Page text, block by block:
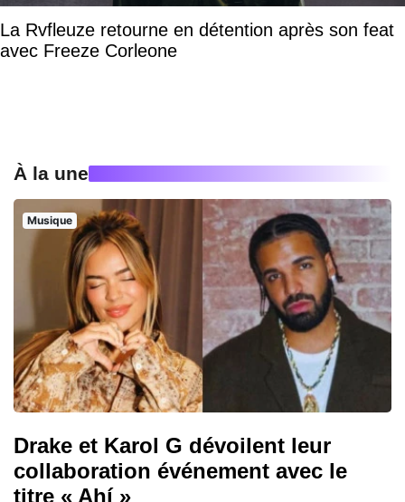
La Rvfleuze retourne en détention après son feat
avec Freeze Corleone
À la une
Musique
Drake et Karol G dévoilent leur
collaboration événement avec le
titre « Ahí »